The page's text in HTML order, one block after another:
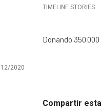
TIMELINE STORIES
Donando
2020
Compartir